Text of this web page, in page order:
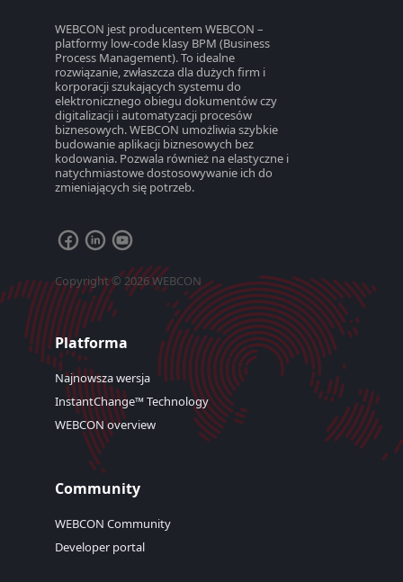
WEBCON jest producentem WEBCON –
platformy low-code klasy BPM (Business
Process Management). To idealne
rozwiązanie, zwłaszcza dla dużych firm i
korporacji szukających systemu do
elektronicznego obiegu dokumentów czy
digitalizacji i automatyzacji procesów
biznesowych. WEBCON umożliwia szybkie
budowanie aplikacji biznesowych bez
kodowania. Pozwala również na elastyczne i
natychmiastowe dostosowywanie ich do
zmieniających się potrzeb.
Copyright © 2026 WEBCON
Platforma
Najnowsza wersja
InstantChange™ Technology
WEBCON overview
Community
WEBCON Community
Developer portal